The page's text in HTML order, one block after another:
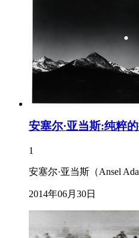
安塞尔·亚当斯:纯粹
1
安塞尔·亚当斯（Ansel
2014年06月30日